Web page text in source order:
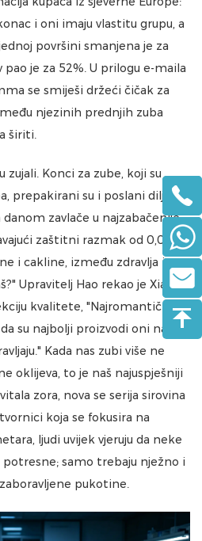
i oni imaju vlastitu grupu, a
površini smanjena je za
je za 52%. U prilogu e-maila
se smiješi držeći čičak za
njezinih prednjih zuba
širiti.
Konci za zube, koji su
prepakirani su i poslani diljem
danom zavlače u najzabačenije
zaštitni razmak od 0,015
i cakline, između zdravlja i
Upravitelj Hao rekao je Xiao
kvalitete, "Najromantičniji
su najbolji proizvodi oni na
Kada nas zubi više ne
oklijeva, to je naš najuspješniji
zora, nova se serija sirovina
koja se fokusira na
ljudi uvijek vjeruju da neke
samo trebaju nježno i
pukotine.